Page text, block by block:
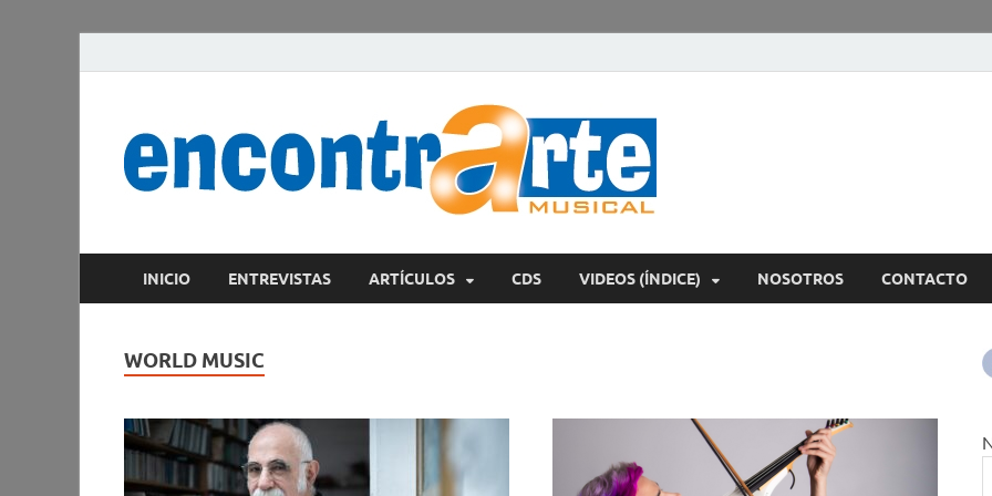
INICIO ENTREVISTAS ARTÍCULOS CDS VIDEOS (ÍNDICE) NOSOTROS CONTACTO
WORLD MUSIC